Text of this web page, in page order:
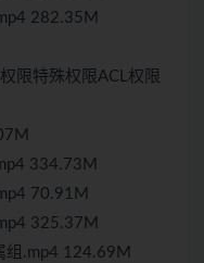
282.35M
限特殊权限ACL权限
334.73M
70.91M
325.37M
组.mp4 124.69M